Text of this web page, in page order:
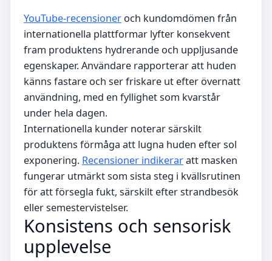
YouTube-recensioner och kundomdömen från
internationella plattformar lyfter konsekvent
fram produktens hydrerande och uppljusande
egenskaper. Användare rapporterar att huden
känns fastare och ser friskare ut efter övernatt
användning, med en fyllighet som kvarstår
under hela dagen.
Internationella kunder noterar särskilt
produktens förmåga att lugna huden efter sol
exponering. Recensioner indikeraratt masken
fungerar utmärkt som sista steg i kvällsrutinen
för att försegla fukt, särskilt efter strandbesök
eller semestervistelser.
Konsistens och sensorisk
upplevelse